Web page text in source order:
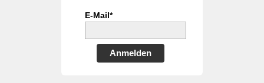
E-Mail*
Anmelden